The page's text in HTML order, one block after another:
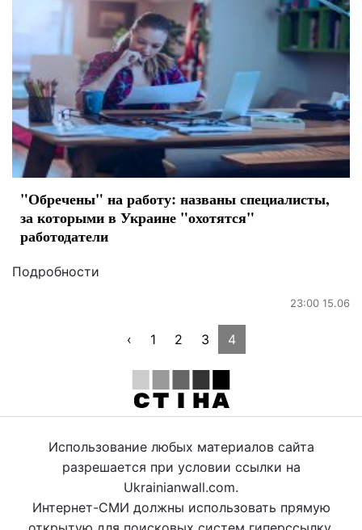
"Обречены" на работу: названы специалисты,
за которыми в Украине "охотятся"
работодатели
Подробности
23:00 15.06
‹ 1 2 3 4
Использование любых материалов сайта
разрешается при условии ссылки на
Ukrainianwall.com.
Интернет-СМИ должны использовать прямую